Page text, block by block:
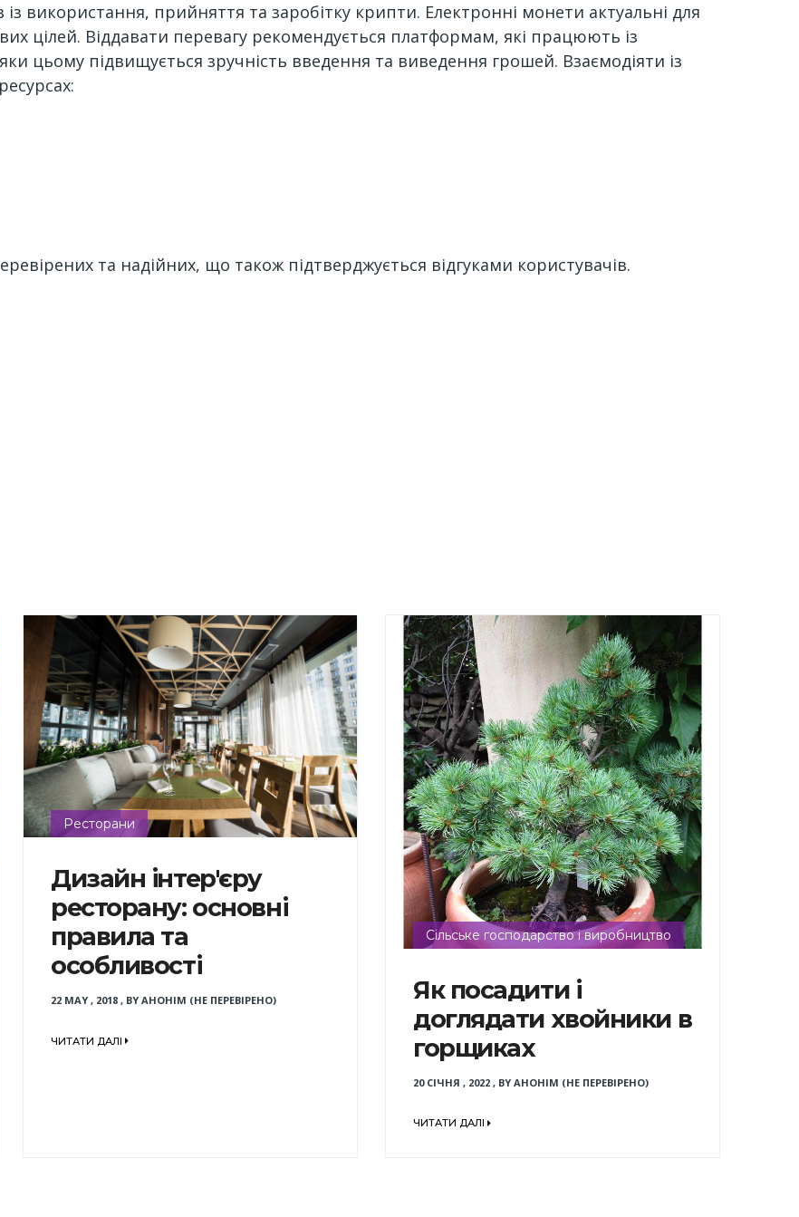
із використання, прийняття та заробітку крипти. Електронні монети актуальні для
цілей. Віддавати перевагу рекомендується платформам, які працюють із
цьому підвищується зручність введення та виведення грошей. Взаємодіяти із
та надійних, що також підтверджується відгуками користувачів.
Ресторани
Дизайн інтер'єру
ресторану: основні
правила та
особливості
22 MAY , 2018, BY АНОНІМ (НЕ ПЕРЕВІРЕНО)
ЧИТАТИ ДАЛІ
Сільське господарство і виробництво
Як посадити і
доглядати хвойники в
горщиках
20 СІЧНЯ , 2022, BY АНОНІМ (НЕ ПЕРЕВІРЕНО)
ЧИТАТИ ДАЛІ